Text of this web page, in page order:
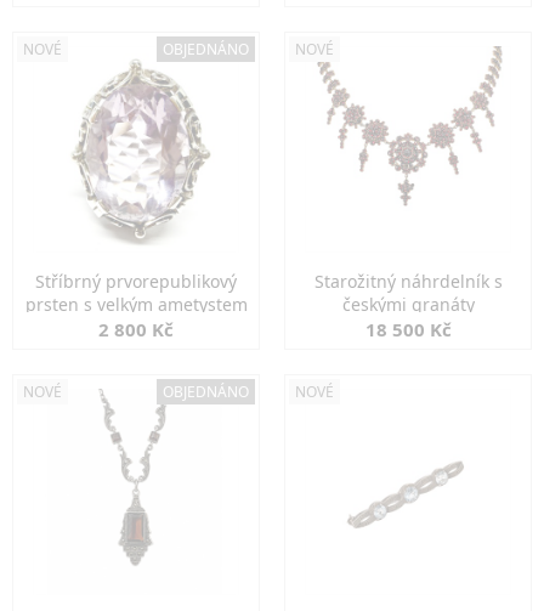
NOVÉ OBJEDNÁNO
Stříbrný prvorepublikový
prsten s velkým ametystem
2 800 Kč
NOVÉ
Starožitný náhrdelník s
českými granáty
18 500 Kč
NOVÉ OBJEDNÁNO NOVÉ